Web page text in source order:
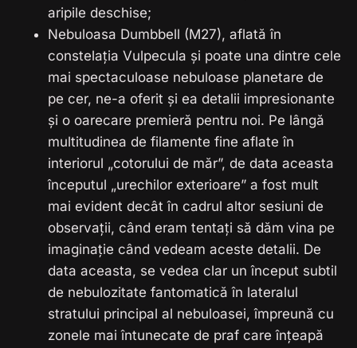
aripile deschise;
Nebuloasa Dumbbell (M27), aflată în
constelația Vulpecula și poate una dintre cele
mai spectaculoase nebuloase planetare de
pe cer, ne-a oferit și ea detalii impresionante
și o oarecare premieră pentru noi. Pe lângă
multitudinea de filamente fine aflate în
interiorul „cotorului de măr”, de data aceasta
începutul „urechilor exterioare” a fost mult
mai evident decât în cadrul altor sesiuni de
observații, când eram tentați să dăm vina pe
imaginație când vedeam aceste detalii. De
data aceasta, se vedea clar un început subtil
de nebulozitate fantomatică în lateralul
stratului principal al nebuloasei, împreună cu
zonele mai întunecate de praf care înțeapă